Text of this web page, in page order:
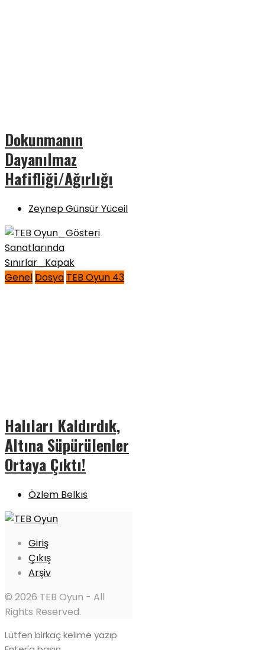
Dokunmanın
Dayanılmaz
Hafifliği/Ağırlığı
Zeynep Günsür Yüceil
Genel Dosya TEB Oyun 43
Halıları Kaldırdık,
Altına Süpürülenler
Ortaya Çıktı!
Özlem Belkıs
Giriş
Çıkış
Arşiv
© 2026 TEB Oyun - All
Rights Reserved.
Lütfen birkaç kelime yazıp